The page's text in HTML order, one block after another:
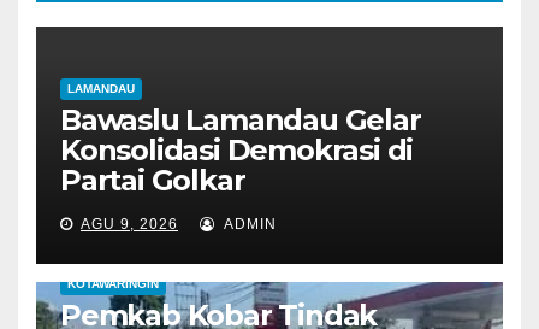
LAMANDAU
Bawaslu Lamandau Gelar
Konsolidasi Demokrasi di
Partai Golkar
AGU 9, 2026 ADMIN
KOTAWARINGIN
Pemkab Kobar Tindak